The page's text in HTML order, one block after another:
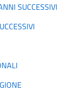
SUCCESSIVI